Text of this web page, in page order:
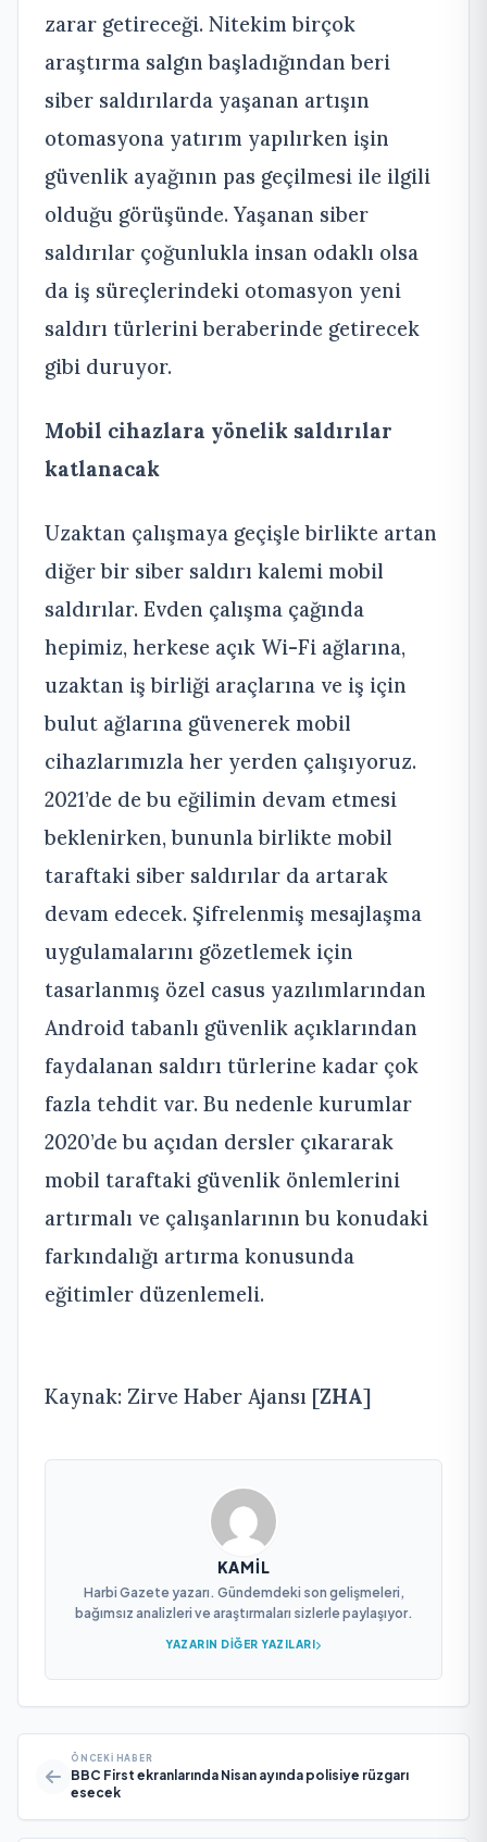
zarar getireceği. Nitekim birçok
araştırma salgın başladığından beri
siber saldırılarda yaşanan artışın
otomasyona yatırım yapılırken işin
güvenlik ayağının pas geçilmesi ile ilgili
olduğu görüşünde. Yaşanan siber
saldırılar çoğunlukla insan odaklı olsa
da iş süreçlerindeki otomasyon yeni
saldırı türlerini beraberinde getirecek
gibi duruyor.
Mobil cihazlara yönelik saldırılar
katlanacak
Uzaktan çalışmaya geçişle birlikte artan
diğer bir siber saldırı kalemi mobil
saldırılar. Evden çalışma çağında
hepimiz, herkese açık Wi-Fi ağlarına,
uzaktan iş birliği araçlarına ve iş için
bulut ağlarına güvenerek mobil
cihazlarımızla her yerden çalışıyoruz.
2021’de de bu eğilimin devam etmesi
beklenirken, bununla birlikte mobil
taraftaki siber saldırılar da artarak
devam edecek. Şifrelenmiş mesajlaşma
uygulamalarını gözetlemek için
tasarlanmış özel casus yazılımlarından
Android tabanlı güvenlik açıklarından
faydalanan saldırı türlerine kadar çok
fazla tehdit var. Bu nedenle kurumlar
2020’de bu açıdan dersler çıkararak
mobil taraftaki güvenlik önlemlerini
artırmalı ve çalışanlarının bu konudaki
farkındalığı artırma konusunda
eğitimler düzenlemeli.
Kaynak: Zirve Haber Ajansı [ZHA]
KAMIL
Harbi Gazete yazarı. Gündemdeki son gelişmeleri,
bağımsız analizleri ve araştırmaları sizlerle paylaşıyor.
YAZARIN DIĞER YAZILARI
ÖNCEKI HABER
BBC First ekranlarında Nisan ayında polisiye rüzgarı
esecek